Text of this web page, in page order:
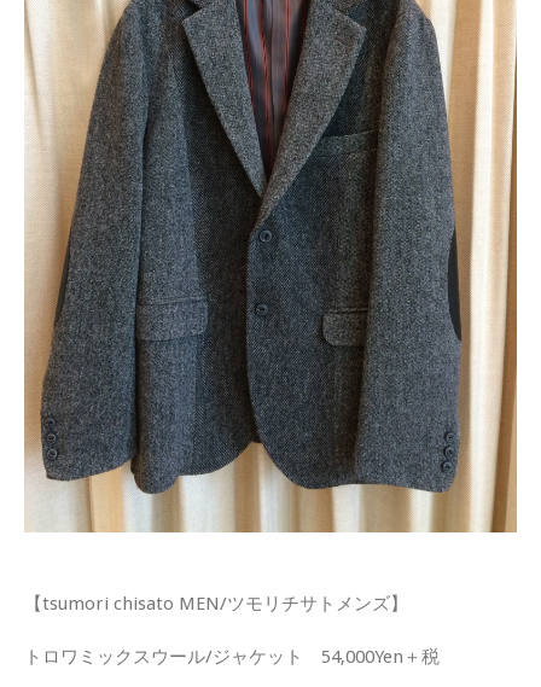
【tsumori chisato MEN/ツモリチサトメンズ】
トロワミックスウール/ジャケット 54,000Yen＋税